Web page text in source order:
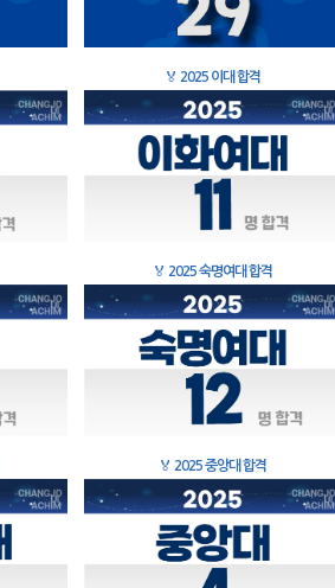
🏅 2025 이대 합격
🏅 2025 숙명여대 합격
🏅 2025 중앙대 합격